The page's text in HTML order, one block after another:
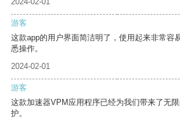
游客
这款app的用户界面简洁明了，使用起来非常容
悉操作。
2024-02-01
游客
这款加速器VPM应用程序已经为我们带来了无
护。